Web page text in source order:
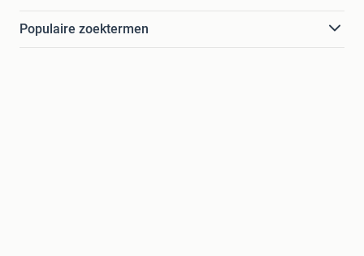
Populaire zoektermen